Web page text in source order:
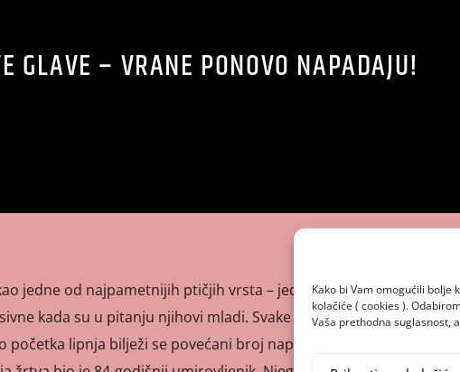
Kako bi Vam omogućili bolje
kolačiće ( cookies ).
Vaša prethodna suglasnost,
GLAVE – VRANE PONOVO NAPADAJU!
jedne od najpametnijih ptičjih vrsta – jednako su toliko i
kada su u pitanju njihovi mladi. Svake godine u periodu od
početka lipnja bilježi se povećani broj napada vrana na građane,